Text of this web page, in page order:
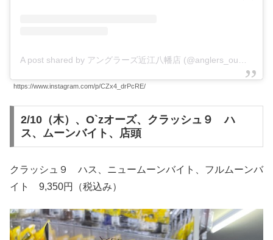
https://www.instagram.com/p/CZx4_drPcRE/
2/10（木）、O`zオーズ、クラッシュ９ ハ
ス、ムーンバイト、店頭
クラッシュ９ ハス、ニュームーンバイト、フルムーンバ
イト 9,350円（税込み）